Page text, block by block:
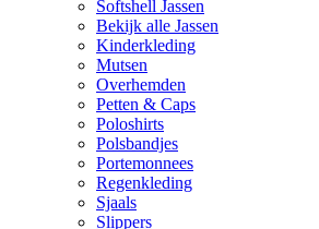
Softshell Jassen
Bekijk alle Jassen
Kinderkleding
Mutsen
Overhemden
Petten & Caps
Poloshirts
Polsbandjes
Portemonnees
Regenkleding
Sjaals
Slippers